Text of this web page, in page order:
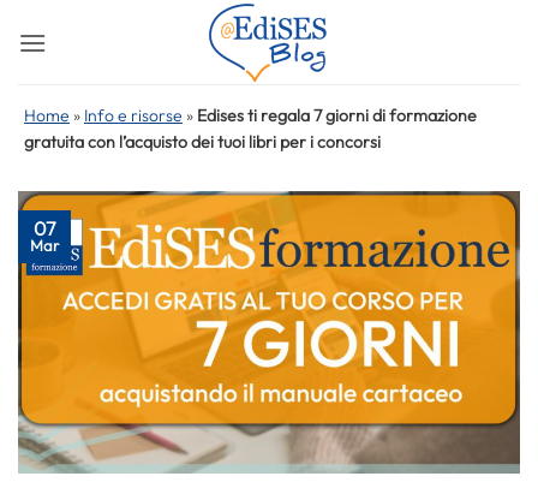
Home » Info e risorse » Edises ti regala 7 giorni di formazione
gratuita con l’acquisto dei tuoi libri per i concorsi
07
Mar